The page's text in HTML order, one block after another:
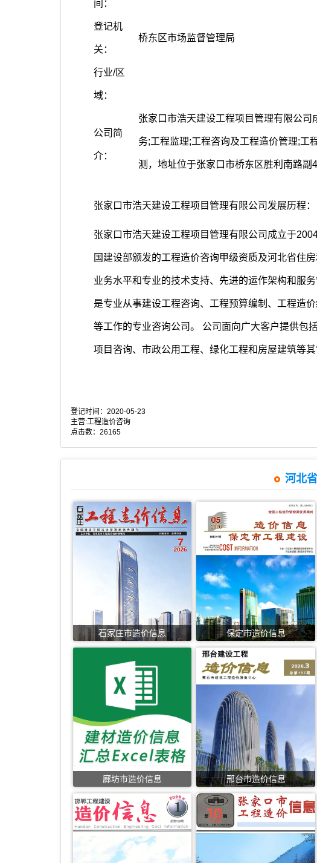
间：
登记机
关：
桥东区市场监督管理局
行业/区
域：
公司简
介：
张家口市浩天建设工程项目管理有限公
务;工程监理;工程咨询及工程造价管理;工
测，地址位于张家口市桥东区胜利南路副
张家口市浩天建设工程项目管理有限公司发展历程：
张家口市浩天建设工程项目管理有限公司成立于
国建设部颁发的工程造价咨询甲级资质及河北省住
业务水平和专业的技术支持、先进的运作架构和服
是专业从事建设工程咨询、工程预算编制、工程造
等工作的专业咨询公司。 公司面向广大客户提供包
项目咨询、市政公用工程、绿化工程和房屋建筑等
登记时间： 2020-05-23
主营:工程造价咨询
点击数：26165
河北
石家庄市造价信息 保定市造价信息
廊坊市造价信息 邢台市造价信息